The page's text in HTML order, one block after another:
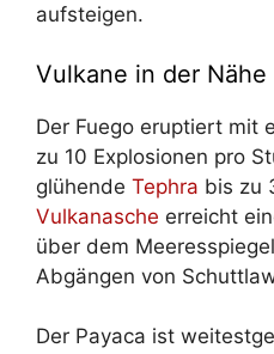
aufsteigen.
Vulkane in der
Der Fuego eruptiert mit
zu 10 Explosionen pro
glühende Tephra bis zu
Vulkanasche erreicht
über dem
Abgängen von
Der Payaca ist